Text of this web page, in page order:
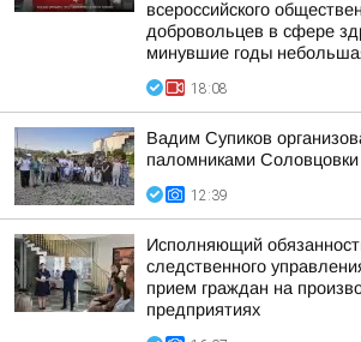
всероссийского
добровольцев в сфере
минувшие годы
18:08
Вадим Супиков
паломниками Соловцовки
12:39
Исполняющий
следственного
прием граждан на
предприятиях